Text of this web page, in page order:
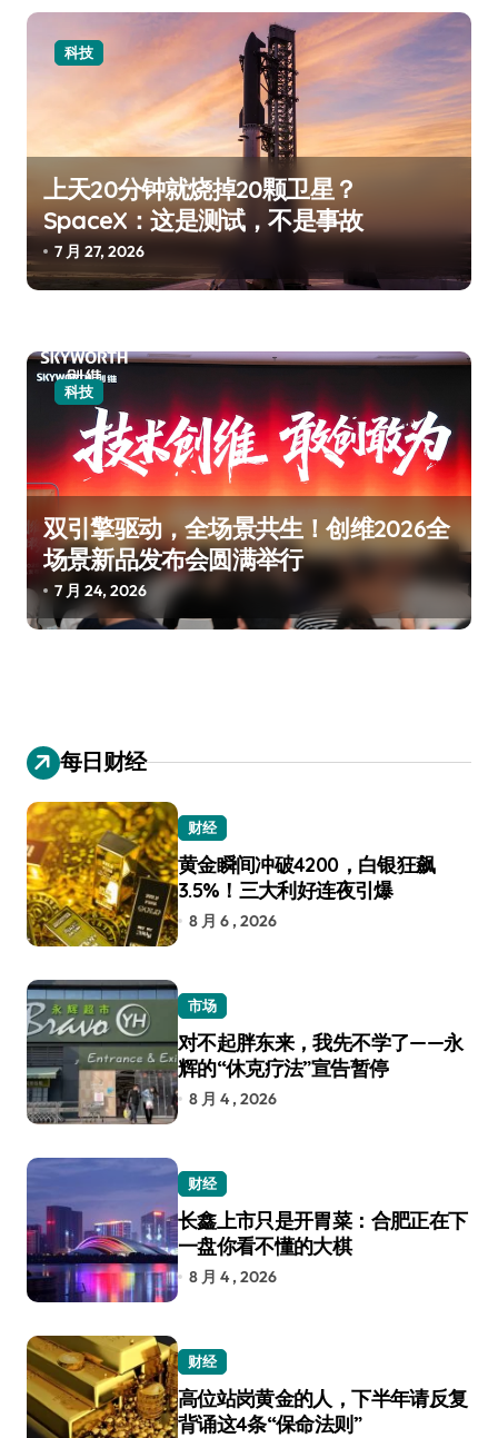
科技
上天20分钟就烧掉20颗卫星？
SpaceX：这是测试，不是事故
7 月 27, 2026
科技
双引擎驱动，全场景共生！创维2026全
场景新品发布会圆满举行
7 月 24, 2026
每日财经
财经
黄金瞬间冲破4200，白银狂飙
3.5%！三大利好连夜引爆
8 月 6 , 2026
市场
对不起胖东来，我先不学了——永
辉的“休克疗法”宣告暂停
8 月 4 , 2026
财经
长鑫上市只是开胃菜：合肥正在下
一盘你看不懂的大棋
8 月 4 , 2026
财经
高位站岗黄金的人，下半年请反复
背诵这4条“保命法则”